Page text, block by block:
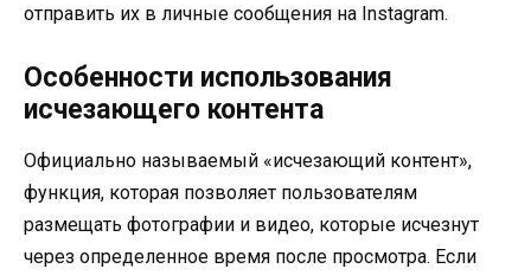
отправить их в личные сообщения на Instagram.
Особенности использования
исчезающего контента
Официально называемый «исчезающий контент»,
функция, которая позволяет пользователям
размещать фотографии и видео, которые исчезнут
через определенное время после просмотра. Если